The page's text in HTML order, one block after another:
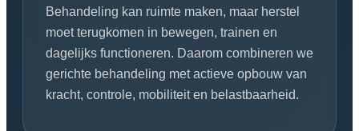
Behandeling kan ruimte maken, maar herstel
moet terugkomen in bewegen, trainen en
dagelijks functioneren. Daarom combineren we
gerichte behandeling met actieve opbouw van
kracht, controle, mobiliteit en belastbaarheid.